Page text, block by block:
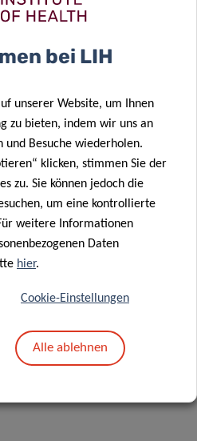
Research Group
bei LIH
unserer Website, um Ihnen
zu bieten, indem wir uns an
und Besuche wiederholen.
klicken, stimmen Sie der
zu. Sie können jedoch die
um eine kontrollierte
weitere Informationen
Daten
hier.
Cookie-Einstellungen
Alle ablehnen